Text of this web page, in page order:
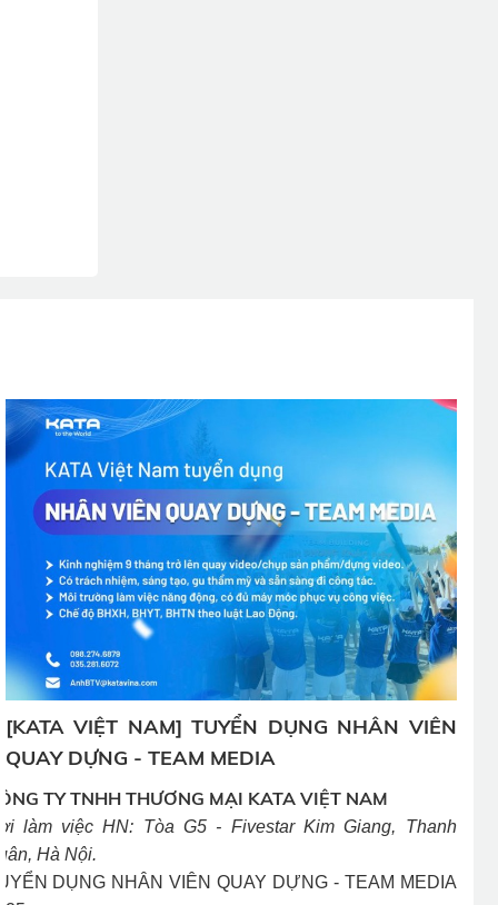
[KATA VIỆT NAM] TUYỂN DỤNG NHÂN VIÊN
QUAY DỰNG - TEAM MEDIA
TY TNHH THƯƠNG MẠI KATA VIỆT NAM
làm việc HN: Tòa G5 - Fivestar Kim Giang, Thanh
Hà Nội.
DỤNG NHÂN VIÊN QUAY DỰNG - TEAM MEDIA